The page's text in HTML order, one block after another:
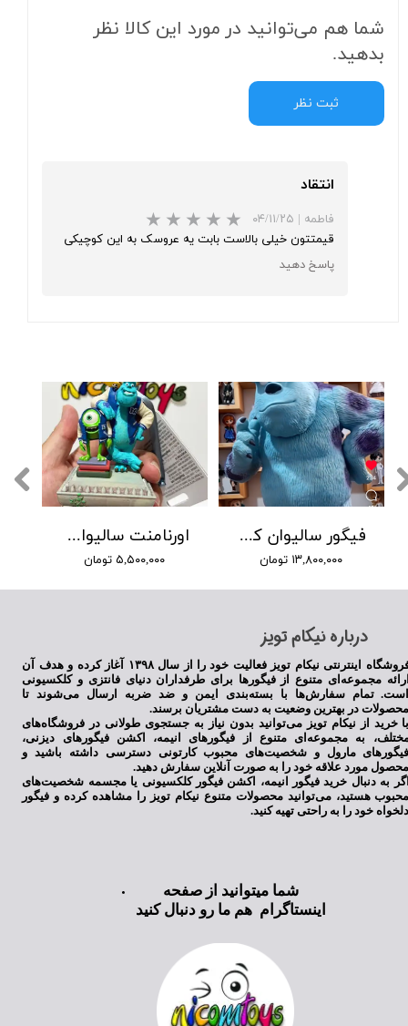
★★★
شما هم می‌توانید در مورد این کالا نظر
بدهید.
ثبت نظر
انتقاد
فاطمه | ۰۴/۱۱/۲۵
★★★★★
قیمتتون خیلی بالاست بابت یه عروسک به این کوچیکی
پاسخ دهید
اورنامنت سالیوان و مایک دیزنی
۵,۵۰۰,۰۰۰ تومان
فیگور سالیوان کارخانه هیولا ها سایز 45 سانتیمتر
۱۳,۸۰۰,۰۰۰ تومان
​درباره نیکام تویز
فروشگاه اینترنتی نیکام تویز فعالیت خود را از سال ۱۳۹۸ آغاز کرده و هدف آن
مجموعه‌ای متنوع از فیگورها برای طرفداران دنیای فانتزی و کلکسیونی
تمام سفارش‌ها با بسته‌بندی ایمن و ضد ضربه ارسال می‌شوند تا
در بهترین وضعیت به دست مشتریان برسند.
خرید از نیکام تویز می‌توانید بدون نیاز به جستجوی طولانی در فروشگاه‌های
به مجموعه‌ای متنوع از فیگورهای انیمه، اکشن فیگورهای دیزنی،
مارول و شخصیت‌های محبوب کارتونی دسترسی داشته باشید و
مورد علاقه خود را به صورت آنلاین سفارش دهید.
به دنبال خرید فیگور انیمه، اکشن فیگور کلکسیونی یا مجسمه شخصیت‌های
هستید، می‌توانید محصولات متنوع نیکام تویز را مشاهده کرده و فیگور
خود را به راحتی تهیه کنید.
شما میتوانید از صفحه
اینستاگرام هم ما رو دنبال کنید